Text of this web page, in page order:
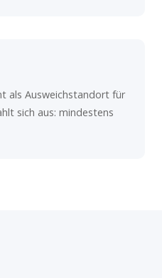
als Ausweichstandort für
sich aus: mindestens